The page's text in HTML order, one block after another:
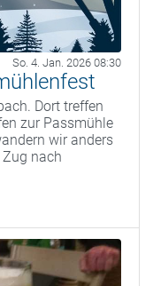
So. 4. Jan. 2026 08:30
Dort treffen
zur Passmühle
wir anders
nach